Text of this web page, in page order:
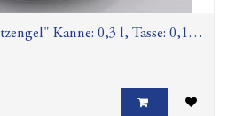
Kanne: 0,3 l, Tasse: 0,17
14 cm, Ø 5,3 cm